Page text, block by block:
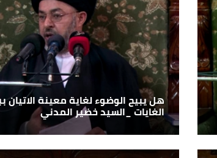
هل يبيح الوضوء لغاية معينة الاتيان
الغايات _السيد خضير المدني